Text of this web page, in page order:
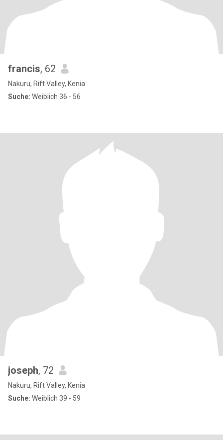
francis, 62
Nakuru, Rift Valley, Kenia
Suche: Weiblich 36 - 56
joseph, 72
Nakuru, Rift Valley, Kenia
Suche: Weiblich 39 - 59